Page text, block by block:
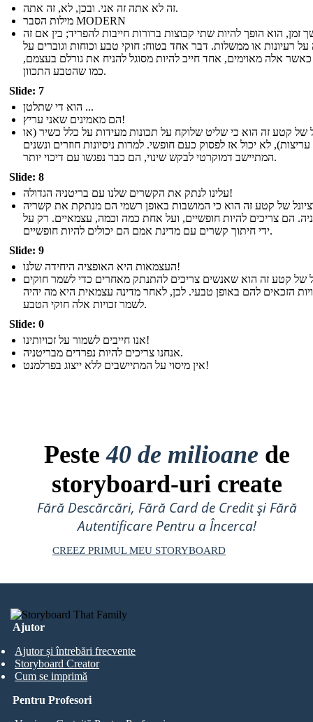
זה לא אתה זה אני. ובכן, לא, זה אתה.
מילות הסבר MODERN
זמן, הוא הופך להיות שתי קבוצות ברורות חייבות להפריד; בין אם זה
על רעיונות או ממשלות. דבר אחד בטוח: חוקי טבע וכוחות וגוברים על
אלה מאוימים, אחד חייב להיות מסוגל להניח את גורלם בעצמם,
כמו שהטבע התכוון.
Slide: 7
הוא די שתלטן ...
הם מאמינים שאני עריץ!
של קטע זה הוא כי שליט שלוקח על תכונות מעידות על כלל כשיר (או
עריצות), לא יכול אז לפסוק כעם חופשי. למרות ניסיונות חוזרים ונשנים
המתיישב דמוקרטי לבקש שינוי, הם כבר נפגשו עם דיכוי יותר.
Slide: 8
עלינו לנתק את הקשרים שלנו עם בריטניה הגדולה!
של קטע זה הוא כי המושבות באופן רשמי הם מנתקת את קשריה
הם צריכים להיות חופשיים, ועל אחת כמה וכמה, עצמאיים. רק על
ידי חיתוך קשרים עם מדינת אמם הם יכולים להיות חופשיים.
Slide: 9
העצמאות היא האופציה היחידה שלנו!
של קטע זה הוא שאנשים צריכים להתנתק מאחרים כדי לשמר חוקים
הזכאים להם באופן טבעי. לכן, לאחר מדינה עצמאית היא מה יהיה
לשמר זכויות אלה חוקי הטבע.
Slide: 0
אנו חייבים לשמור על זכויותינו!
אנחנו צריכים להיות נפרדים מבריטניה.
אין מיסוי על המתיישבים ללא ייצוג בפרלמנט!
Peste40 de milioane de
storyboard-uri create
Fără Descărcări, Fără Card de Credit și Fără
Autentificare Pentru a Încerca!
CREEZ PRIMUL MEU STORYBOARD
Ajutor
Ajutor și întrebări frecvente
Storyboard Creator
Cum se imprimă
Pentru Profesori